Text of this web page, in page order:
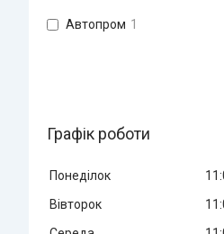
Автопром 1
Графік роботи
Понеділок
Вівторок